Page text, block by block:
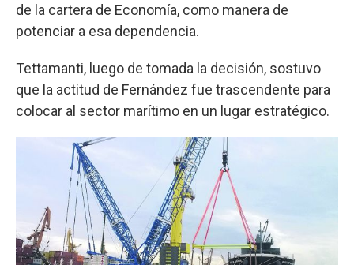
de la cartera de Economía, como manera de
potenciar a esa dependencia.
Tettamanti, luego de tomada la decisión, sostuvo
que la actitud de Fernández fue trascendente para
colocar al sector marítimo en un lugar estratégico.